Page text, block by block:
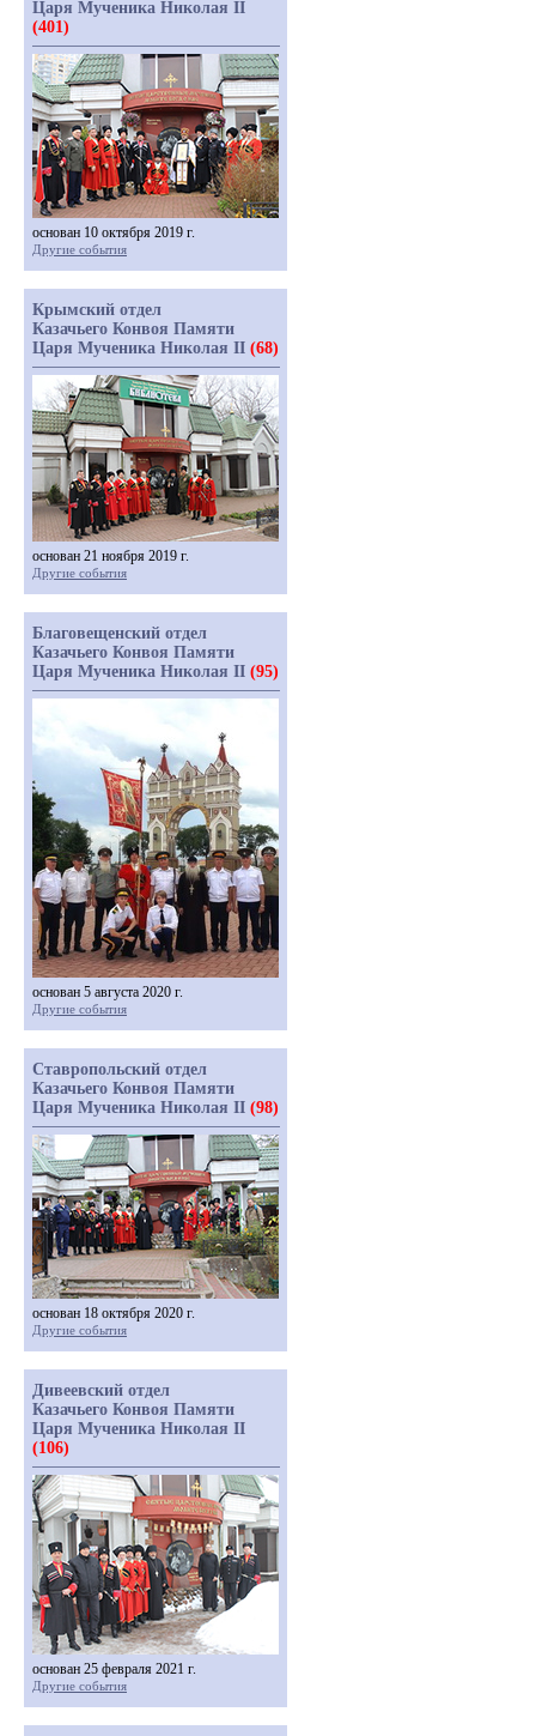
Царя Мученика Николая II
(401)
основан 10 октября 2019 г.
Другие события
Крымский отдел
Казачьего Конвоя Памяти
Царя Мученика Николая II (68)
основан 21 ноября 2019 г.
Другие события
Благовещенский отдел
Казачьего Конвоя Памяти
Царя Мученика Николая II (95)
основан 5 августа 2020 г.
Другие события
Ставропольский отдел
Казачьего Конвоя Памяти
Царя Мученика Николая II (98)
основан 18 октября 2020 г.
Другие события
Дивеевский отдел
Казачьего Конвоя Памяти
Царя Мученика Николая II
(106)
основан 25 февраля 2021 г.
Другие события